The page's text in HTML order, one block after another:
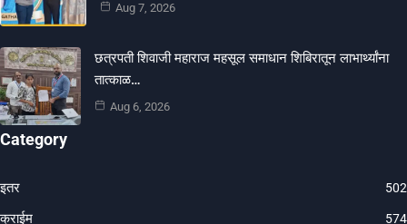
Aug 7, 2026
छत्रपती शिवाजी महाराज महसूल समाधान शिबिरातून लाभार्थ्यांना
तात्काळ…
Aug 6, 2026
Category
इतर 502
क्राईम 574